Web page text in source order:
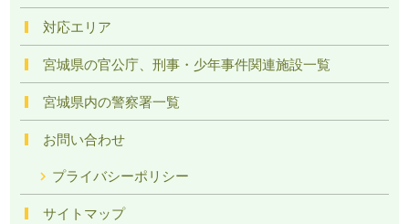
対応エリア
宮城県の官公庁、刑事・少年事件関連施設一覧
宮城県内の警察署一覧
お問い合わせ
プライバシーポリシー
サイトマップ